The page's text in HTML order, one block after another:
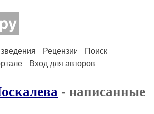
Рецензии
Поиск
Вход для авторов
- написанные